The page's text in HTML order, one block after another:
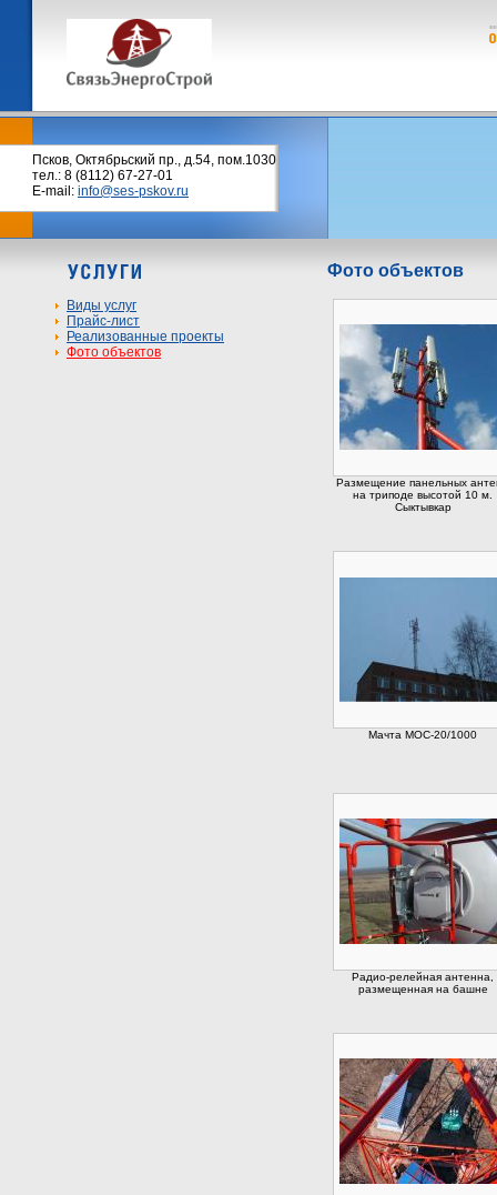
Псков, Октябрьский пр., д.54, пом.1030
тел.: 8 (8112) 67-27-01
E-mail: info@ses-pskov.ru
Виды услуг
Прайс-лист
Реализованные проекты
Фото объектов
Фото объектов
Размещение панельных
на триподе высотой 10 м.
Сыктывкар
Мачта МОС-20/1000
Радио-релейная антенна,
размещенная на башне